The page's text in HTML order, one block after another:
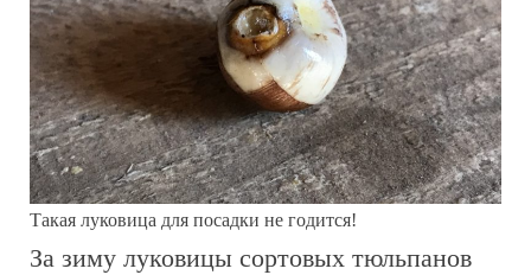
Такая луковица для посадки не годится!
За зиму луковицы сортовых тюльпанов